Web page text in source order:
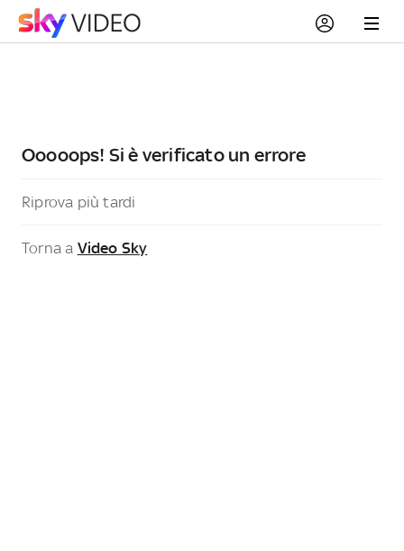
Ooooops! Si è verificato un errore
Riprova più tardi
Torna a Video Sky